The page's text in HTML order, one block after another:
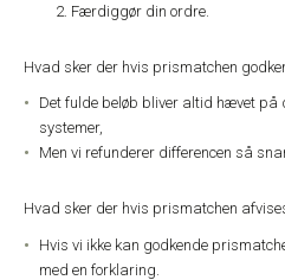
Færdiggør din ordre.
Hvad sker der hvis prismatchen
Det fulde beløb bliver altid hævet på
systemer,
Men vi refunderer differencen så
Hvad sker der hvis prismatchen
Hvis vi ikke kan godkende
med en forklaring.